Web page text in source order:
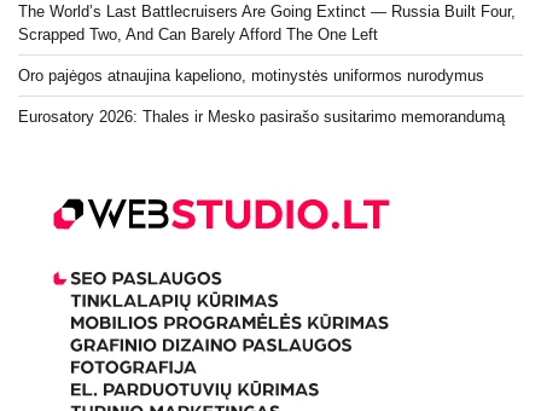
The World’s Last Battlecruisers Are Going Extinct — Russia Built Four,
Scrapped Two, And Can Barely Afford The One Left
Oro pajėgos atnaujina kapeliono, motinystės uniformos nurodymus
Eurosatory 2026: Thales ir Mesko pasirašo susitarimo memorandumą